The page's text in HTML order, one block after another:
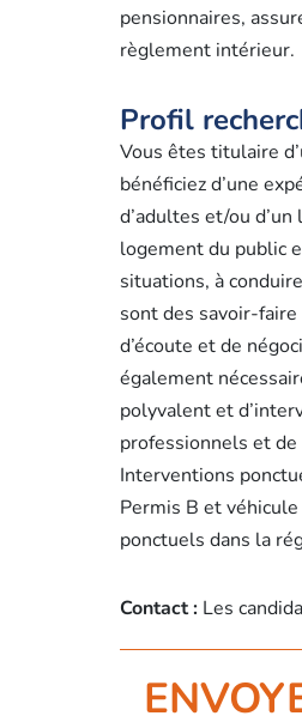
pensionnaires,
règlement intérieur.
Profil
Vous êtes titulaire
bénéficiez d’une
d’adultes et/ou
logement du public
situations, à
sont des savoir-
d’écoute et de
également
polyvalent et
professionnels et
Interventions
Permis B et
ponctuels dans la
Contact : Les